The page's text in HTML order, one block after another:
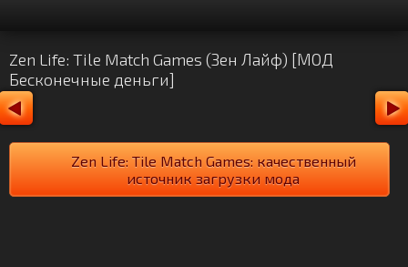
Zen Life: Tile Match Games (Зен Лайф) [МОД
Бесконечные деньги]
Zen Life: Tile Match Games: качественный
источник загрузки мода